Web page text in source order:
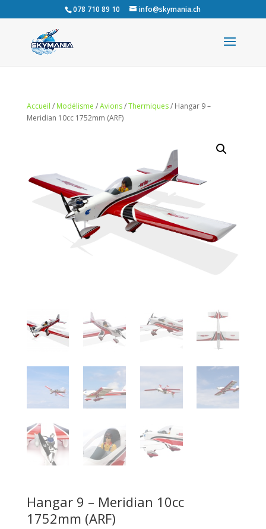
078 710 89 10 info@skymania.ch
Accueil / Modélisme /Avions/Thermiques/ Hangar 9 –
Meridian 10cc 1752mm (ARF)
Hangar 9 – Meridian 10cc
1752mm (ARF)